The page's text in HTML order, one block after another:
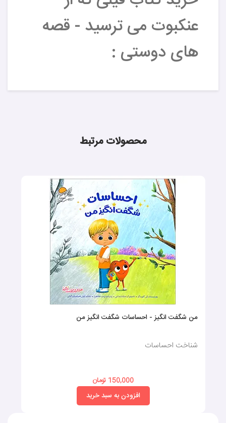
عنکبوت می ترسید - قصه
های دوستی :
محصولات مرتبط
من شگفت انگیز - احساسات شگفت انگیز من
شناخت احساسات
150,000 تومان
افزودن به سبد خرید